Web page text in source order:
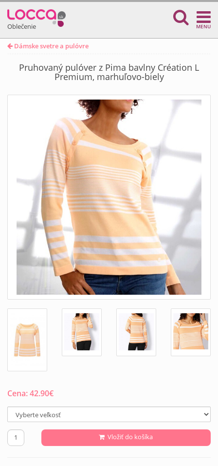
Oblečenie MENU
Dámske svetre a pulóvre
Pruhovaný pulóver z Pima bavlny Création L
Premium, marhuľovo-biely
Cena:42.90€
Vložiť do košíka